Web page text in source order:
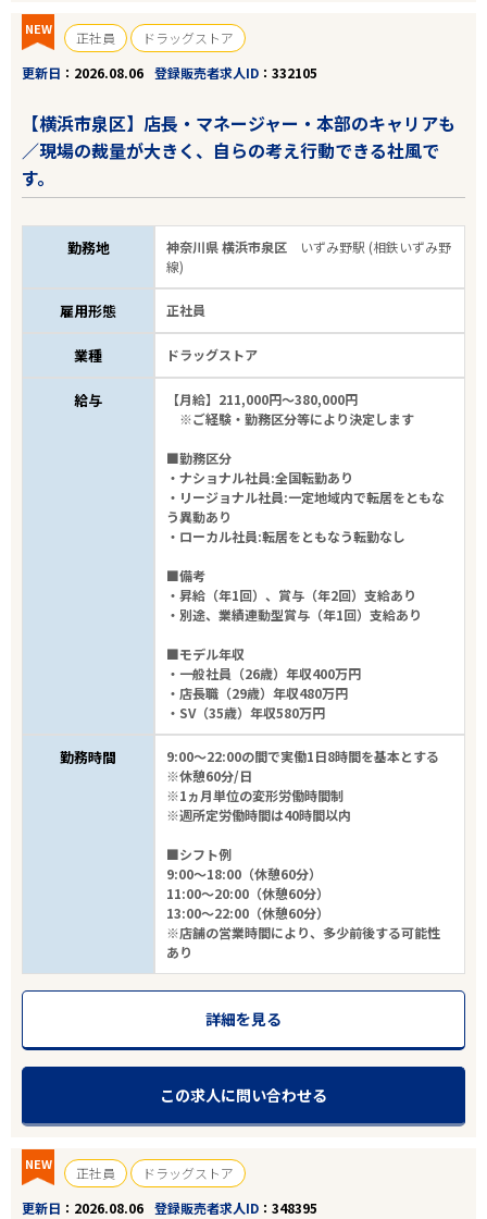
NEW 正社員
ドラッグストア
更新日
2026.08.06 登録販売者求人ID 332105
【横浜市泉区】店長・マネージャー・本部のキャリアも
／現場の裁量が大きく、自らの考え行動できる社風で
す。
勤務地 神奈川県 横浜市泉区 いずみ野駅 (相鉄いずみ野
線)
雇用形態 正社員
業種 ドラッグストア
給与
【月給】211,000円～380,000円
※ご経験・勤務区分等により決定します
■勤務区分
・ナショナル社員:全国転勤あり
・リージョナル社員:一定地域内で転居をともな
う異動あり
・ローカル社員:転居をともなう転勤なし
■備考
・昇給（年1回）、賞与（年2回）支給あり
・別途、業績連動型賞与（年1回）支給あり
■モデル年収
・一般社員（26歳）年収400万円
・店長職（29歳）年収480万円
・SV（35歳）年収580万円
勤務時間
9:00～22:00の間で実働1日8時間を基本とする
※休憩60分/日
※1ヵ月単位の変形労働時間制
※週所定労働時間は40時間以内
■シフト例
9:00～18:00（休憩60分）
11:00～20:00（休憩60分）
13:00～22:00（休憩60分）
※店舗の営業時間により、多少前後する可能性
あり
詳細を見る
この求人に問い合わせる
NEW 正社員
ドラッグストア
更新日
2026.08.06 登録販売者求人ID 348395